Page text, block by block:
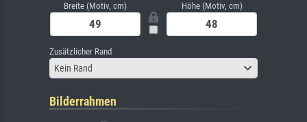
Breite (Motiv, cm) Höhe (Motiv, cm)
Zusätzlicher Rand
Kein Rand
Bilderrahmen